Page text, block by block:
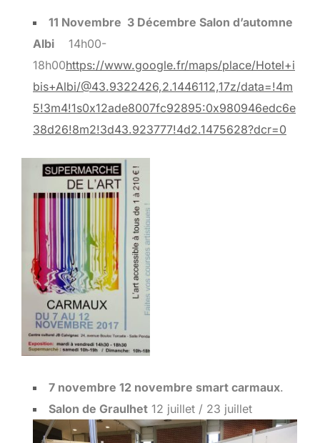
11 Novembre 3 Décembre Salon d’automne
Albi 14h00-
18h00https://www.google.fr/maps/place/Hotel+i
bis+Albi/@43.9322426,2.1446112,17z/data=!4m
5!3m4!1s0x12ade8007fc92895:0x980946edc6e
38d26!8m2!3d43.923777!4d2.1475628?dcr=0
7 novembre 12 novembre smart carmaux.
Salon de Graulhet 12 juillet / 23 juillet